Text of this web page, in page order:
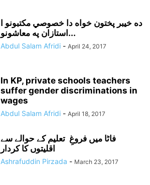
ده خيبر پختون خواه دا خصوصي مکتبونو ا
استازان په معاشونو...
Abdul Salam Afridi - April 24, 2017
In KP, private schools teachers
suffer gender discriminations in
wages
Abdul Salam Afridi - April 18, 2017
فاٹا میں فروغِ تعلیم کے حوالے سے
اقلیتوں کا کردار
Ashrafuddin Pirzada - March 23, 2017